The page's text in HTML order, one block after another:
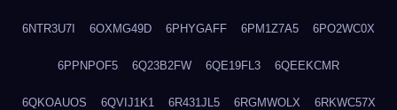
6NTR3U7I 6OXMG49D 6PHYGAFF 6PM1Z7A5 6PO2WC0X
6PPNPOF5 6Q23B2FW 6QE19FL3 6QEEKCMR
6QKOAUOS 6QVIJ1K1 6R431JL5 6RGMWOLX 6RKWC57X